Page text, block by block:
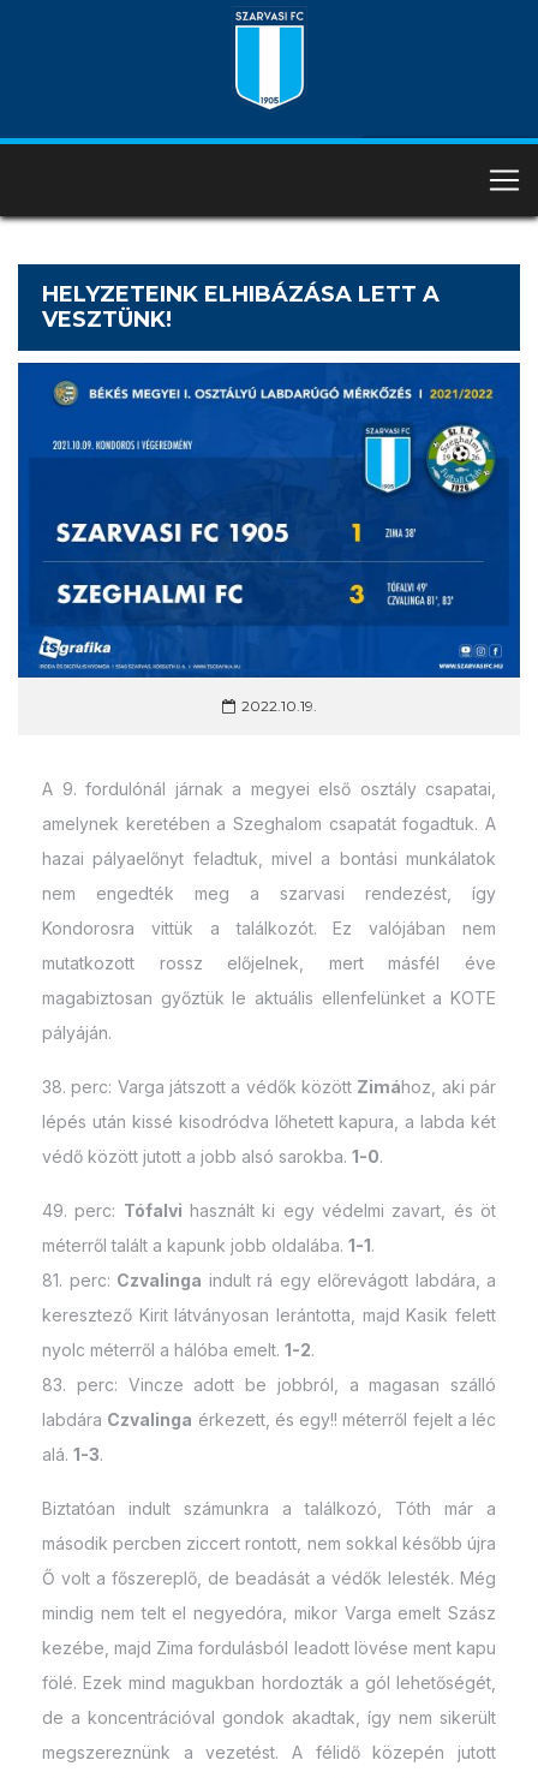
HELYZETEINK ELHIBÁZÁSA LETT A
VESZTÜNK!
2022.10.19.
A 9. fordulónál járnak a megyei első osztály csapatai,
amelynek keretében a Szeghalom csapatát fogadtuk. A
hazai pályaelőnyt feladtuk, mivel a bontási munkálatok
nem engedték meg a szarvasi rendezést, így
Kondorosra vittük a találkozót. Ez valójában nem
mutatkozott rossz előjelnek, mert másfél éve
magabiztosan győztük le aktuális ellenfelünket a KOTE
pályáján.
38. perc: Varga játszott a védők között Zimához, aki pár
lépés után kissé kisodródva lőhetett kapura, a labda két
védő között jutott a jobb alsó sarokba. 1-0.
49. perc: Tófalvi használt ki egy védelmi zavart, és öt
méterről talált a kapunk jobb oldalába. 1-1.
81. perc: Czvalinga indult rá egy előrevágott labdára, a
keresztező Kirit látványosan lerántotta, majd Kasik felett
nyolc méterről a hálóba emelt. 1-2.
83. perc: Vincze adott be jobbról, a magasan szálló
labdára Czvalinga érkezett, és egy!! méterről fejelt a léc
alá. 1-3.
Biztatóan indult számunkra a találkozó, Tóth már a
második percben ziccert rontott, nem sokkal később újra
Ő volt a főszereplő, de beadását a védők lelesték. Még
mindig nem telt el negyedóra, mikor Varga emelt Szász
kezébe, majd Zima fordulásból leadott lövése ment kapu
fölé. Ezek mind magukban hordozták a gól lehetőségét,
de a koncentrációval gondok akadtak, így nem sikerült
megszereznünk a vezetést. A félidő közepén jutott